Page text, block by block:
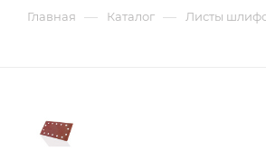
Главная — Каталог — Листы